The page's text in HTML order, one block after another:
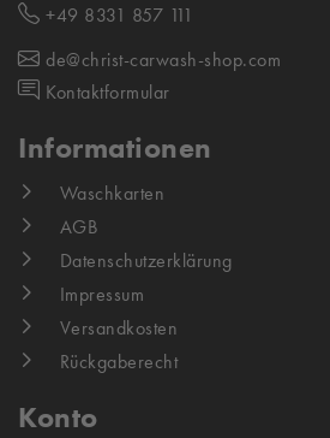
+49 8331 857 111
de@christ-carwash-shop.com
Kontaktformular
Informationen
Waschkarten
AGB
Datenschutzerklärung
Impressum
Versandkosten
Rückgaberecht
Konto